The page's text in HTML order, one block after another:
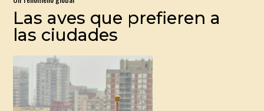
Las aves que prefieren a
las ciudades